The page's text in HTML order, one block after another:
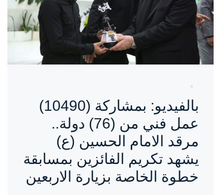
بالفيديو: بمشاركة (10490)
عمل فني من (76) دولة..
مرقد الامام الحسين (ع)
يشهد تكريم الفائزين بمسابقة
خطوة الخاصة بزيارة الاربعين